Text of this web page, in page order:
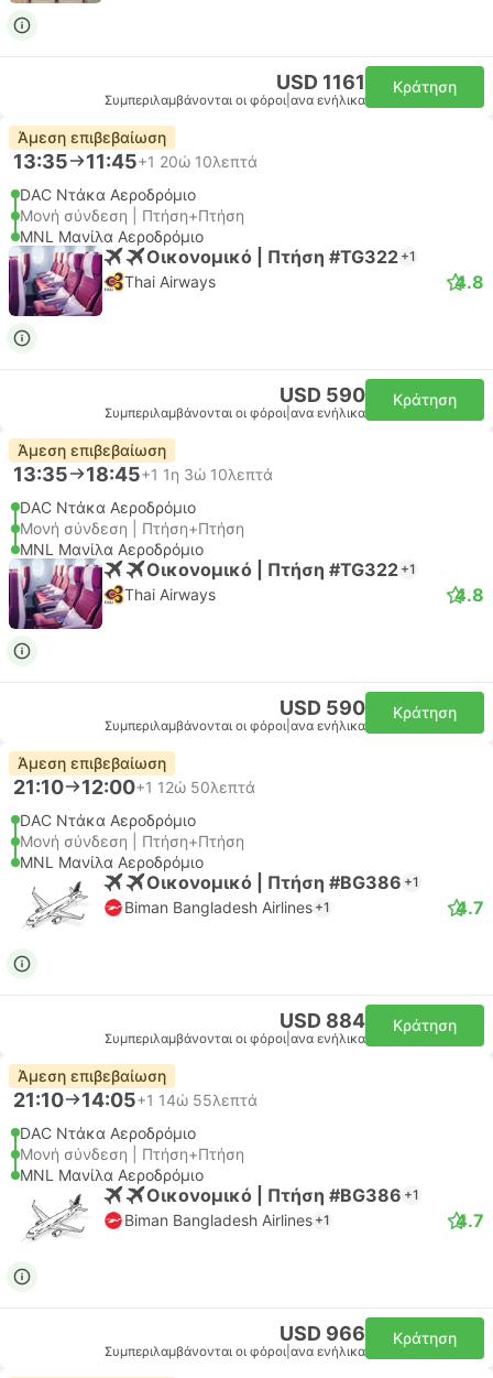
USD 1161
Συμπεριλαμβάνονται οι φόροι ανα ενήλικα
Κράτηση
Άμεση επιβεβαίωση
13:35 11:45+1 20ώ 10λεπτά
DAC Ντάκα Αεροδρόμιο
Μονή σύνδεση | Πτήση+Πτήση
MNL Μανίλα Αεροδρόμιο
Οικονομικό | Πτήση #TG322 +1
Thai Airways 4.8
USD 590
Συμπεριλαμβάνονται οι φόροι ανα ενήλικα
Κράτηση
Άμεση επιβεβαίωση
13:35 18:45+1 1η 3ώ 10λεπτά
DAC Ντάκα Αεροδρόμιο
Μονή σύνδεση | Πτήση+Πτήση
MNL Μανίλα Αεροδρόμιο
Οικονομικό | Πτήση #TG322 +1
Thai Airways 4.8
USD 590
Συμπεριλαμβάνονται οι φόροι ανα ενήλικα
Κράτηση
Άμεση επιβεβαίωση
21:10 12:00+1 12ώ 50λεπτά
DAC Ντάκα Αεροδρόμιο
Μονή σύνδεση | Πτήση+Πτήση
MNL Μανίλα Αεροδρόμιο
Οικονομικό | Πτήση #BG386 +1
Biman Bangladesh Airlines +1 4.7
USD 884
Συμπεριλαμβάνονται οι φόροι ανα ενήλικα
Κράτηση
Άμεση επιβεβαίωση
21:10 14:05+1 14ώ 55λεπτά
DAC Ντάκα Αεροδρόμιο
Μονή σύνδεση | Πτήση+Πτήση
MNL Μανίλα Αεροδρόμιο
Οικονομικό | Πτήση #BG386 +1
Biman Bangladesh Airlines +1 4.7
USD 966
Συμπεριλαμβάνονται οι φόροι ανα ενήλικα
Κράτηση